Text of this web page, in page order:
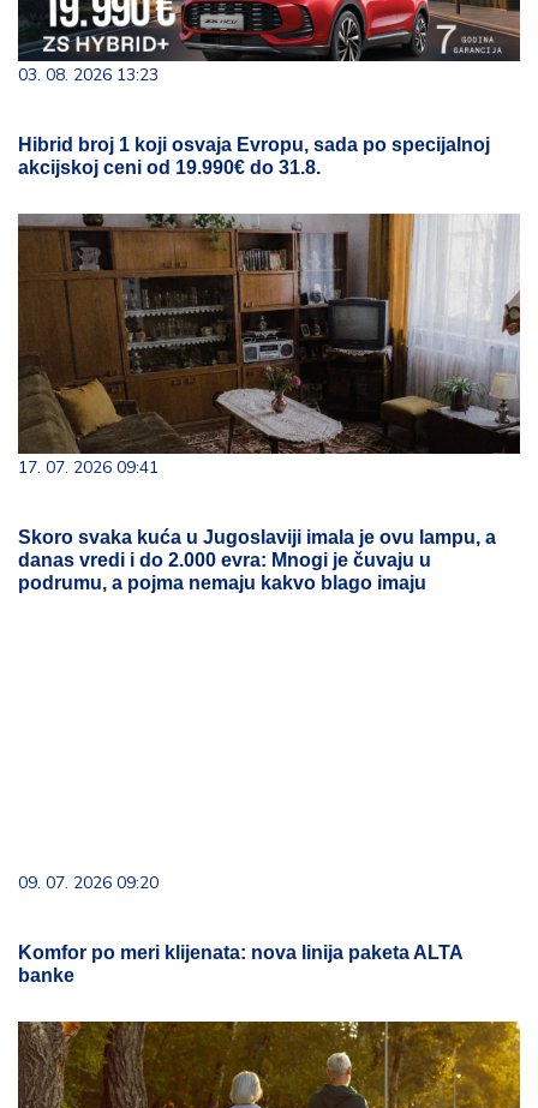
03. 08. 2026 13:23
Hibrid broj 1 koji osvaja Evropu, sada po specijalnoj
akcijskoj ceni od 19.990€ do 31.8.
17. 07. 2026 09:41
Skoro svaka kuća u Jugoslaviji imala je ovu lampu, a
danas vredi i do 2.000 evra: Mnogi je čuvaju u
podrumu, a pojma nemaju kakvo blago imaju
09. 07. 2026 09:20
Komfor po meri klijenata: nova linija paketa ALTA
banke